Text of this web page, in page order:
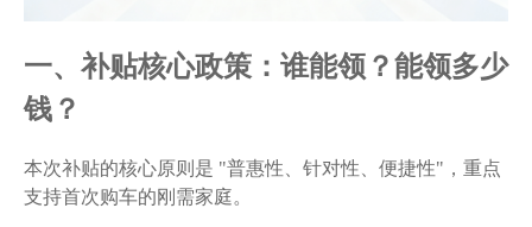
一、补贴核心政策：谁能领？能领多少
钱？
本次补贴的核心原则是 "普惠性、针对性、便捷性"，重点
支持首次购车的刚需家庭。